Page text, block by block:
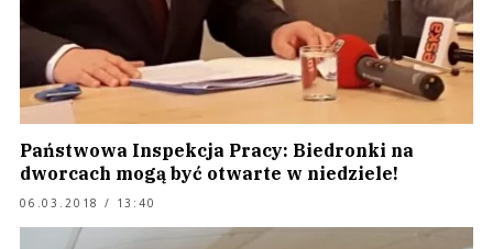
Państwowa Inspekcja Pracy: Biedronki na
dworcach mogą być otwarte w niedziele!
06.03.2018 / 13:40